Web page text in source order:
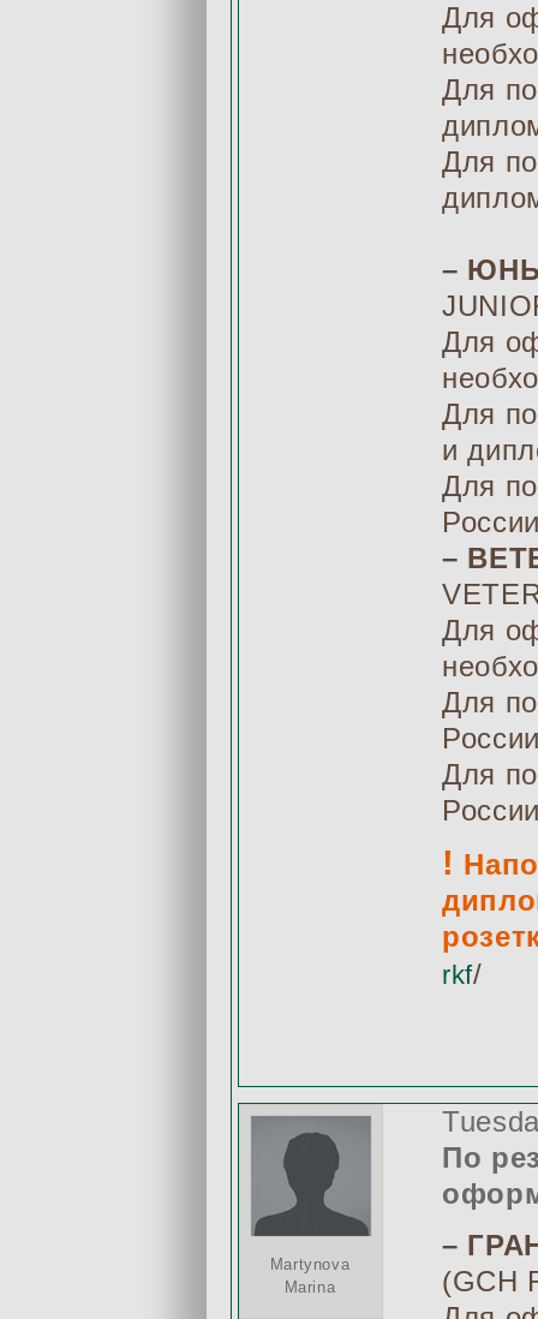
Для
Для
Для
–
Для
Для
и
Для
–
Для
Для
Для
!
rkf/
Martynova
Marina
По
–
(GCH